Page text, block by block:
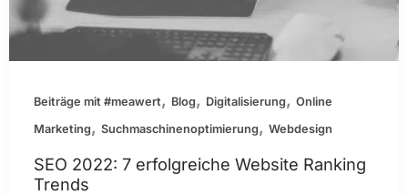
Beiträge mit #meawert, Blog, Digitalisierung,Online
Marketing,Suchmaschinenoptimierung,Webdesign
SEO 2022: 7 erfolgreiche Website Ranking
Trends